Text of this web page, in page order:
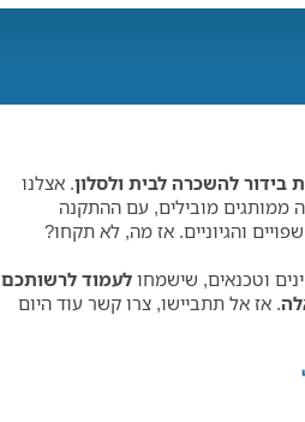
. אצלנו
ממותגים מובילים, עם ההתקנה
והגיוניים. אז מה, לא תקחו?
וטכנאים, שישמחו לעמוד לרשותכם
. אז אל תתביישו, צרו קשר עוד היום